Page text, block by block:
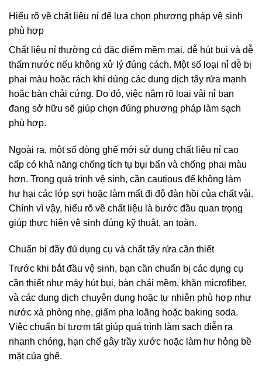
Hiểu rõ về chất liệu nỉ để lựa chọn phương pháp vệ sinh
phù hợp
Chất liệu nỉ thường có đặc điểm mềm mại, dễ hút bụi và dễ
thấm nước nếu không xử lý đúng cách. Một số loại nỉ dễ bị
phai màu hoặc rách khi dùng các dung dịch tẩy rửa mạnh
hoặc bàn chải cứng. Do đó, việc nắm rõ loại vải nỉ bạn
đang sở hữu sẽ giúp chọn đúng phương pháp làm sạch
phù hợp.
Ngoài ra, một số dòng ghế mới sử dụng chất liệu nỉ cao
cấp có khả năng chống tích tụ bụi bẩn và chống phai màu
hơn. Trong quá trình vệ sinh, cần cautious để không làm
hư hại các lớp sợi hoặc làm mất đi độ đàn hồi của chất vải.
Chính vì vậy, hiểu rõ về chất liệu là bước đầu quan trọng
giúp thực hiện vệ sinh đúng kỹ thuật, an toàn.
Chuẩn bị đầy đủ dụng cụ và chất tẩy rửa cần thiết
Trước khi bắt đầu vệ sinh, bạn cần chuẩn bị các dụng cụ
cần thiết như máy hút bụi, bàn chải mềm, khăn microfiber,
và các dung dịch chuyên dụng hoặc tự nhiên phù hợp như
nước xà phòng nhẹ, giấm pha loãng hoặc baking soda.
Việc chuẩn bị tươm tất giúp quá trình làm sạch diễn ra
nhanh chóng, hạn chế gây trầy xước hoặc làm hư hỏng bề
mặt của ghế.